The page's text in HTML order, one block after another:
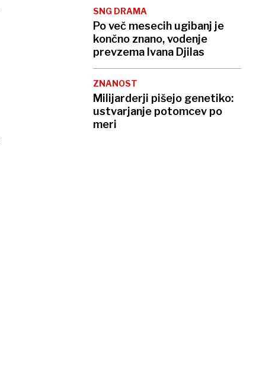
SNG DRAMA
Po več mesecih ugibanj je
končno znano, vodenje
prevzema Ivana Djilas
ZNANOST
Milijarderji pišejo genetiko:
ustvarjanje potomcev po
meri